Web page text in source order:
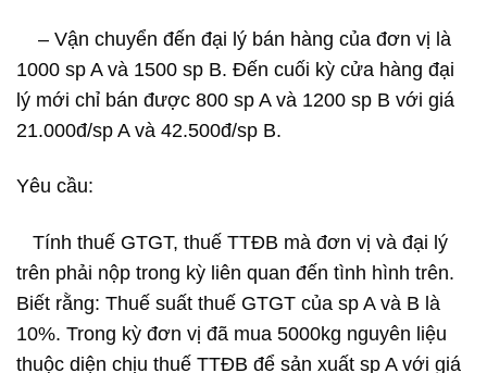
– Vận chuyển đến đại lý bán hàng của đơn vị là
1000 sp A và 1500 sp B. Đến cuối kỳ cửa hàng đại
lý mới chỉ bán được 800 sp A và 1200 sp B với giá
21.000đ/sp A và 42.500đ/sp B.
Yêu cầu:
Tính thuế GTGT, thuế TTĐB mà đơn vị và đại lý
trên phải nộp trong kỳ liên quan đến tình hình trên.
Biết rằng: Thuế suất thuế GTGT của sp A và B là
10%. Trong kỳ đơn vị đã mua 5000kg nguyên liệu
thuộc diện chịu thuế TTĐB để sản xuất sp A với giá